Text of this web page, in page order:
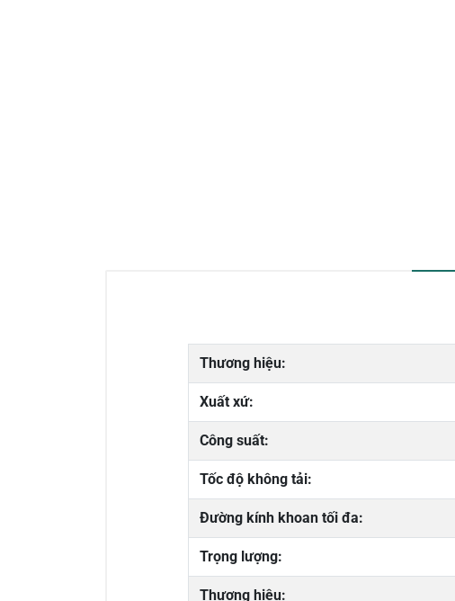
Thương hiệu:
Xuất xứ:
Công suất:
Tốc độ không tải:
Đường kính khoan tối đa:
Trọng lượng:
Thương hiệu: